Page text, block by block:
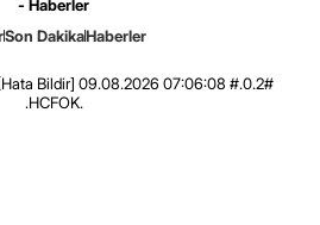
- Haberler
Son DakikaHaberler
[Hata Bildir] 09.08.2026 07:06:08 #.0.2#
.HCFOK.